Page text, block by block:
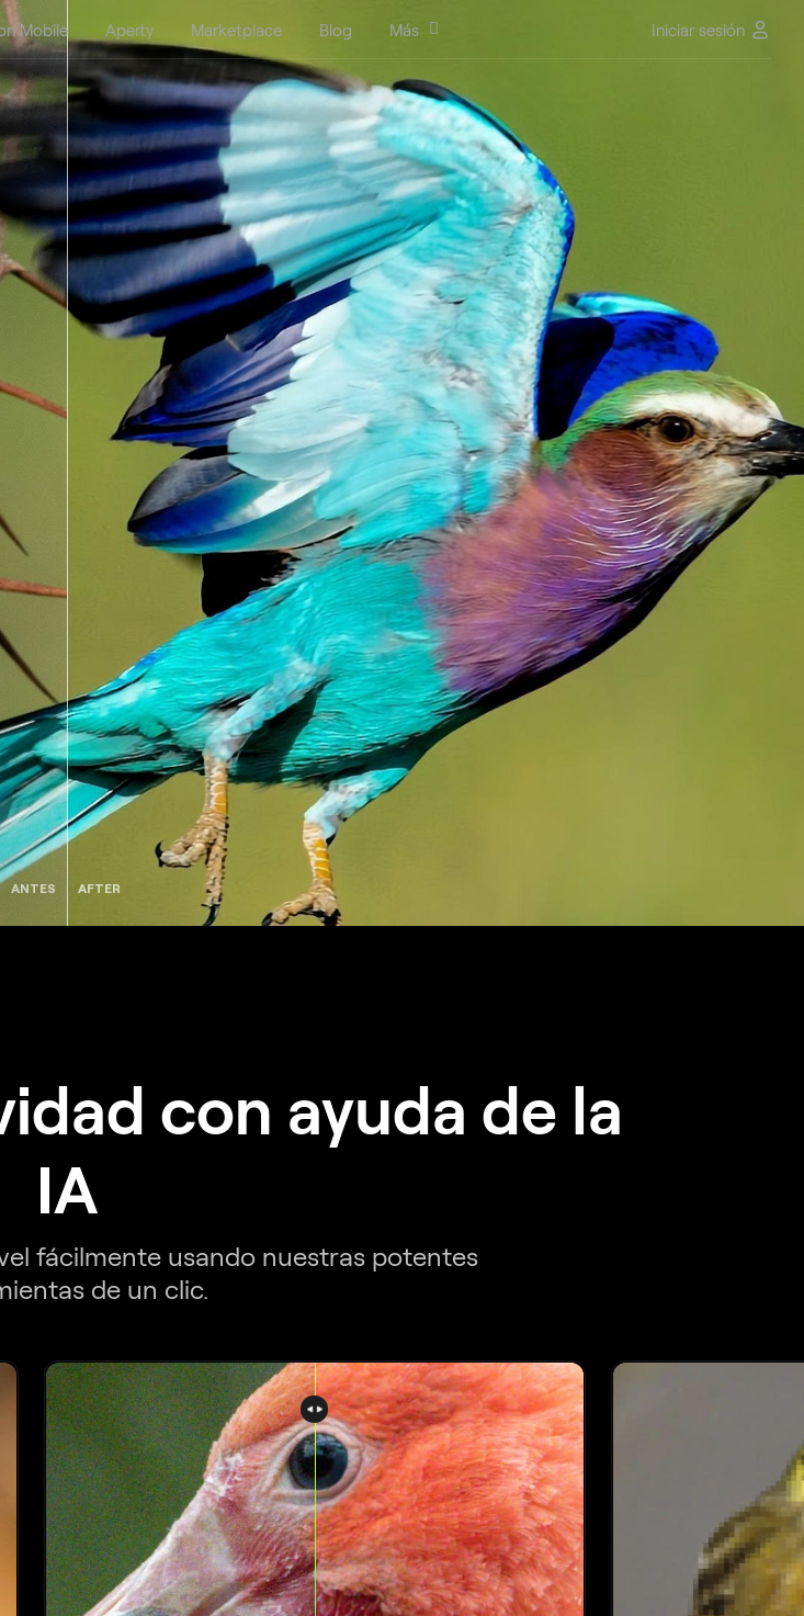
Mobile Aperty Marketplace Blog Más Iniciar sesión
ANTES AFTER
con ayuda de la
IA
fácilmente usando nuestras potentes
de un clic.